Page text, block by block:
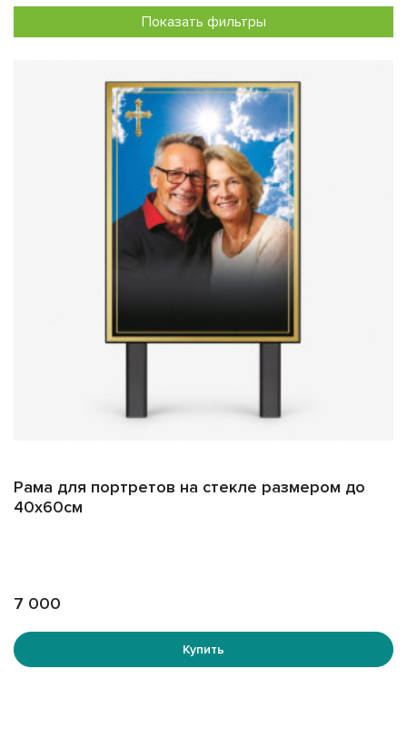
Рама для портретов на стекле размером до
40х60см
7 000
Купить
Показать фильтры